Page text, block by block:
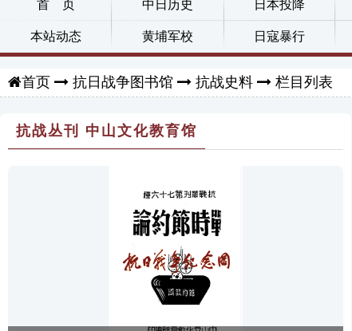
首 页 中日历史 日本投降
本站动态 黄埔军校 日寇暴行
首页 抗日战争图书馆 抗战史料 栏目列表
抗战丛刊 中山文化教育馆